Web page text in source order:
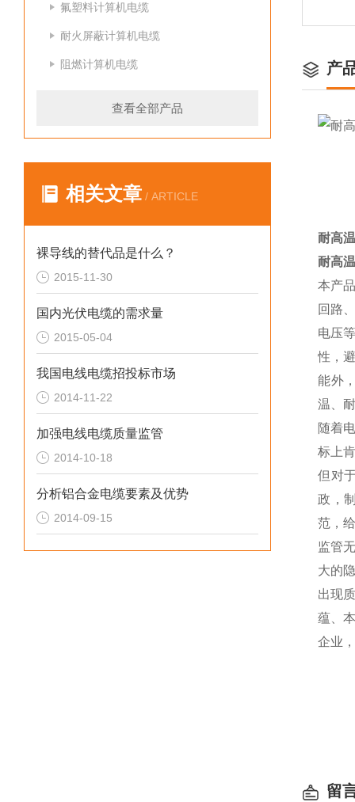
氟塑料计算机电缆
耐火屏蔽计算机电缆
阻燃计算机电缆
查看全部产品
相关文章 / ARTICLE
裸导线的替代品是什么？
2015-11-30
国内光伏电缆的需求量
2015-05-04
我国电线电缆招投标市场
2014-11-22
加强电线电缆质量监管
2014-10-18
分析铝合金电缆要素及优势
2014-09-15
产
耐高
耐高
本产
回路
电压
性，
能外
温、
随着
标上
但对
政，
范，
监管
大的
出现
蕴、
企业
留